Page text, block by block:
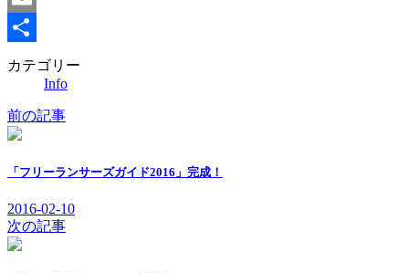
Email
共
カテゴリー
Info
前の記事
「フリーランサーズガイド2016」完成！
2016-02-10
次の記事